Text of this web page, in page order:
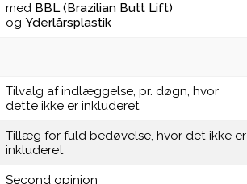
med BBL (Brazilian Butt Lift)
og Yderlårsplastik
Tilvalg af indlæggelse, pr. døgn, hvor
dette ikke er inkluderet
Tillæg for fuld bedøvelse, hvor det ikke er
inkluderet
Second opinion